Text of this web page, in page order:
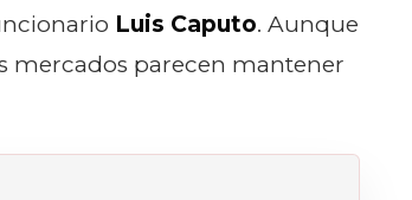
Luis Caputo. Aunque
mercados parecen mantener